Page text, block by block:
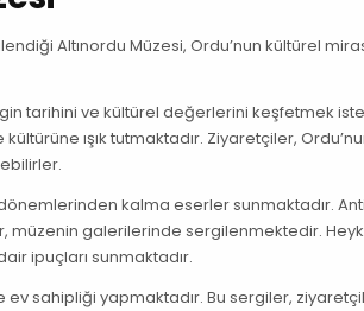
Altınordu Müzesi, Ordu’nun kültürel
tarihini ve kültürel değerlerini keşfetmek
ışık tutmaktadır. Ziyaretçiler,
kalma eserler sunmaktadır.
müzenin galerilerinde sergilenmektedir.
ipuçları sunmaktadır.
sahipliği yapmaktadır. Bu sergiler,